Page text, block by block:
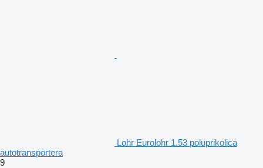
Lohr Eurolohr 1.53 poluprikolica
autotransportera
9